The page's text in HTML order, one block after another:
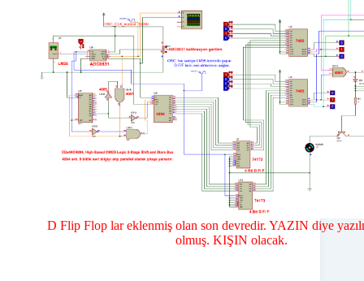
D Flip Flop lar eklenmiş olan son devredir. YAZIN diye
olmuş. KIŞIN olacak.